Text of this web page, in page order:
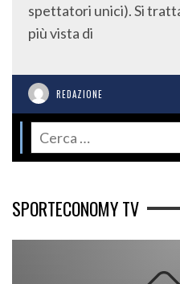
spettatori unici). Si
più vista di
REDAZIONE
SPORTECONOMY TV